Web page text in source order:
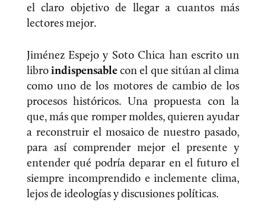
el claro objetivo de llegar a cuantos más
lectores mejor.
Jiménez Espejo y Soto Chica han escrito un
libroindispensable con el que sitúan al clima
como uno de los motores de cambio de los
procesos históricos. Una propuesta con la
que, más que romper moldes, quieren ayudar
a reconstruir el mosaico de nuestro pasado,
para así comprender mejor el presente y
entender qué podría deparar en el futuro el
siempre incomprendido e inclemente clima,
lejos de ideologías y discusiones políticas.